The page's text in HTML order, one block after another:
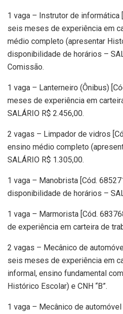
1 vaga – Instrutor de informática
seis meses de experiência em
médio completo (apresentar
disponibilidade de horários –
Comissão.
1 vaga – Lanterneiro (Ônibus)
meses de experiência em
SALÁRIO R$ 2.456,00.
2 vagas – Limpador de vidros
ensino médio completo
SALÁRIO R$ 1.305,00.
1 vaga – Manobrista [Cód.
disponibilidade de horários –
1 vaga – Marmorista [Cód.
de experiência em carteira de
2 vagas – Mecânico de
seis meses de experiência em
informal, ensino fundamental
Histórico Escolar) e CNH “B”.
1 vaga – Mecânico de